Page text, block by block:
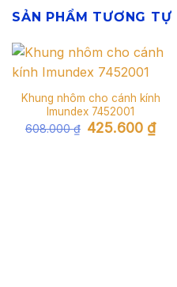
SẢN PHẨM TƯƠNG TỰ
Khung nhôm cho cánh kính
Imundex 7452001
608.000₫
Giá
gốc
425.600 ₫Giá
hiện